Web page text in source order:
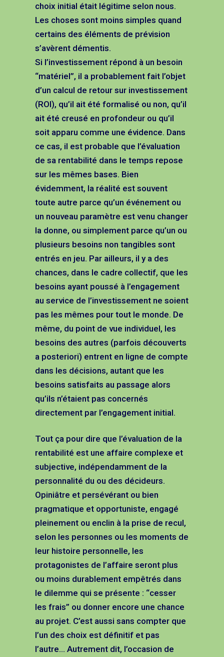
choix initial était légitime selon nous.
Les choses sont moins simples quand
certains des éléments de prévision
s’avèrent démentis.
Si l’investissement répond à un besoin
“matériel”, il a probablement fait l’objet
d’un calcul de retour sur investissement
(ROI), qu’il ait été formalisé ou non, qu’il
ait été creusé en profondeur ou qu’il
soit apparu comme une évidence. Dans
ce cas, il est probable que l’évaluation
de sa rentabilité dans le temps repose
sur les mêmes bases. Bien
évidemment, la réalité est souvent
toute autre parce qu’un événement ou
un nouveau paramètre est venu changer
la donne, ou simplement parce qu’un ou
plusieurs besoins non tangibles sont
entrés en jeu. Par ailleurs, il y a des
chances, dans le cadre collectif, que les
besoins ayant poussé à l’engagement
au service de l’investissement ne soient
pas les mêmes pour tout le monde. De
même, du point de vue individuel, les
besoins des autres (parfois découverts
a posteriori) entrent en ligne de compte
dans les décisions, autant que les
besoins satisfaits au passage alors
qu’ils n’étaient pas concernés
directement par l’engagement initial.
Tout ça pour dire que l’évaluation de la
rentabilité est une affaire complexe et
subjective, indépendamment de la
personnalité du ou des décideurs.
Opiniâtre et persévérant ou bien
pragmatique et opportuniste, engagé
pleinement ou enclin à la prise de recul,
selon les personnes ou les moments de
leur histoire personnelle, les
protagonistes de l’affaire seront plus
ou moins durablement empêtrés dans
le dilemme qui se présente : “cesser
les frais” ou donner encore une chance
au projet. C’est aussi sans compter que
l’un des choix est définitif et pas
l’autre… Autrement dit, l’occasion de